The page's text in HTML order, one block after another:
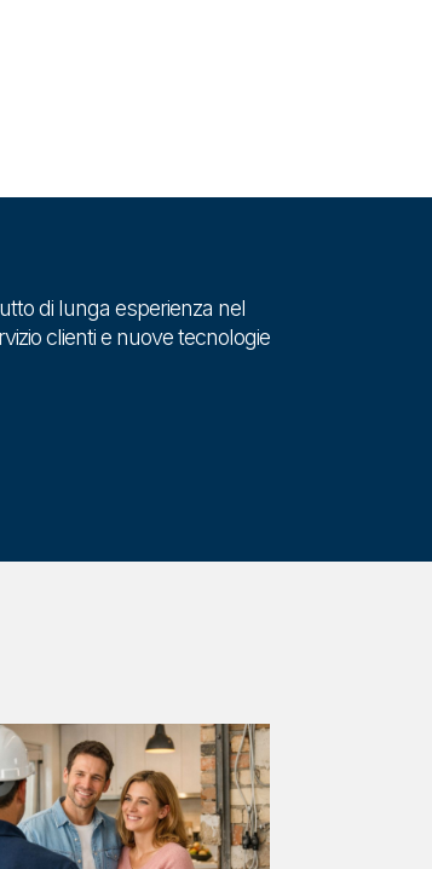
di lunga esperienza nel
clienti e nuove tecnologie